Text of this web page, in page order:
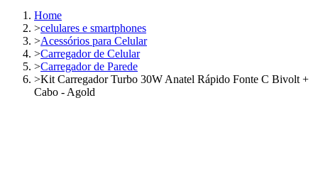
Home
>celulares e smartphones
>Acessórios para Celular
>Carregador de Celular
>Carregador de Parede
>Kit Carregador Turbo 30W Anatel Rápido Fonte C Bivolt +
Cabo - Agold